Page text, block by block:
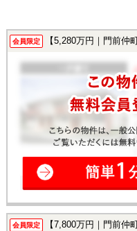
会員限定 【5,280万円｜門前仲町
会員限定 【7,800万円｜門前仲町